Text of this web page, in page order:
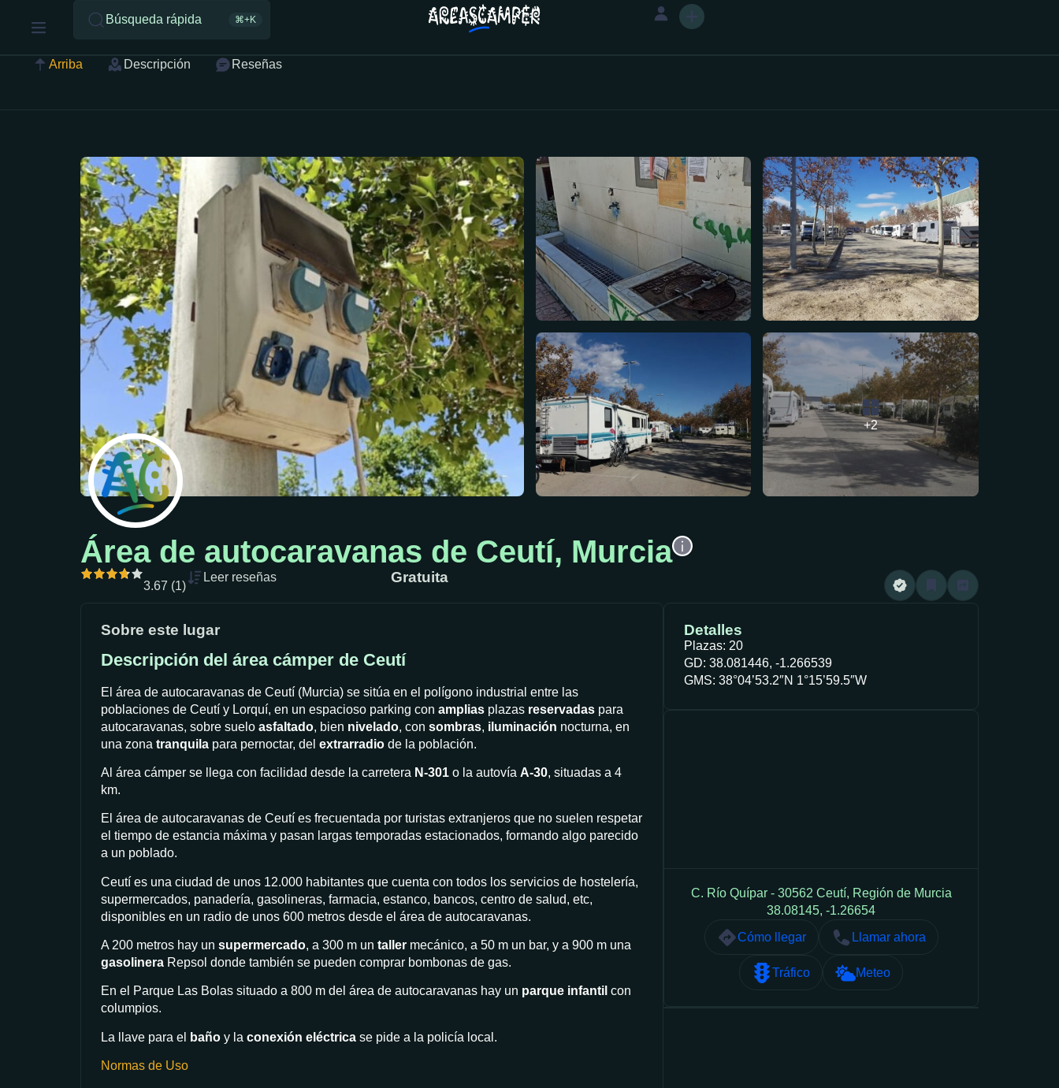
Búsqueda rápida ⌘+K
Arriba Descripción Reseñas
+2
Área de autocaravanas de Ceutí, Murcia
3.67 (1)
Leer reseñas Gratuita
Sobre este lugar
Descripción del área cámper de Ceutí
El área de autocaravanas de Ceutí (Murcia) se sitúa en el polígono industrial entre las
poblaciones de Ceutí y Lorquí, en un espacioso parking con amplias plazas reservadas para
autocaravanas, sobre suelo asfaltado, bien nivelado, con sombras, iluminación nocturna, en
una zona tranquila para pernoctar, del extrarradio de la población.
Al área cámper se llega con facilidad desde la carretera N-301 o la autovía A-30, situadas a 4
km.
El área de autocaravanas de Ceutí es frecuentada por turistas extranjeros que no suelen respetar
el tiempo de estancia máxima y pasan largas temporadas estacionados, formando algo parecido
a un poblado.
Ceutí es una ciudad de unos 12.000 habitantes que cuenta con todos los servicios de hostelería,
supermercados, panadería, gasolineras, farmacia, estanco, bancos, centro de salud, etc,
disponibles en un radio de unos 600 metros desde el área de autocaravanas.
A 200 metros hay un supermercado, a 300 m un taller mecánico, a 50 m un bar, y a 900 m una
gasolinera Repsol donde también se pueden comprar bombonas de gas.
En el Parque Las Bolas situado a 800 m del área de autocaravanas hay un parque infantil con
columpios.
La llave para el baño y la conexión eléctrica se pide a la policía local.
Normas de Uso
Detalles
Plazas: 20
GD: 38.081446, -1.266539
GMS: 38°04’53.2″N 1°15’59.5″W
C. Río Quípar - 30562 Ceutí, Región de Murcia
38.08145, -1.26654
Cómo llegar
Llamar ahora
Tráfico Meteo